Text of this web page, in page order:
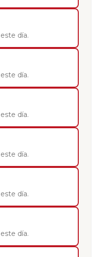
día.
día.
día.
día.
día.
día.